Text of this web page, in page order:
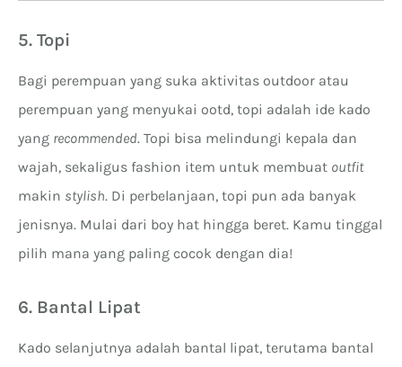
5. Topi
Bagi perempuan yang suka aktivitas outdoor atau
perempuan yang menyukai ootd, topi adalah ide kado
yang recommended. Topi bisa melindungi kepala dan
wajah, sekaligus fashion item untuk membuat outfit
makin stylish. Di perbelanjaan, topi pun ada banyak
jenisnya. Mulai dari boy hat hingga beret. Kamu tinggal
pilih mana yang paling cocok dengan dia!
6. Bantal Lipat
Kado selanjutnya adalah bantal lipat, terutama bantal